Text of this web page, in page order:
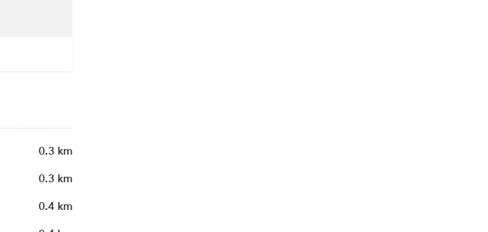
0.3 km
0.3 km
0.4 km